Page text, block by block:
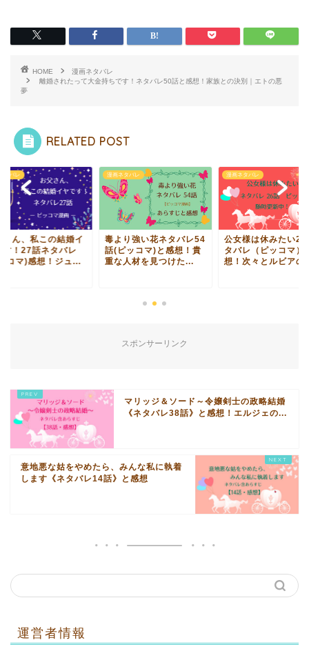
HOME
漫画ネタバレ
離婚されたって大金持ちです！ネタバレ50話と感想！家族との決別｜エトの悪
夢
RELATED POST
タバレ
さん、私この結婚イ
す！27話ネタバレ
コマ)感想！ジュ...
漫画ネタバレ
毒より強い花ネタバレ54
話(ピッコマ)と感想！貴
重な人材を見つけた...
漫画ネタバレ
公女様は休みたい26
タバレ（ピッコマ）
想！次々とルビアの
スポンサーリンク
マリッジ＆ソード～令嬢剣士の政略結婚
《ネタバレ38話》と感想！エルジェの...
意地悪な姑をやめたら、みんな私に執着
します《ネタバレ14話》と感想
運営者情報